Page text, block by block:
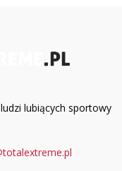
lubiących sportowy